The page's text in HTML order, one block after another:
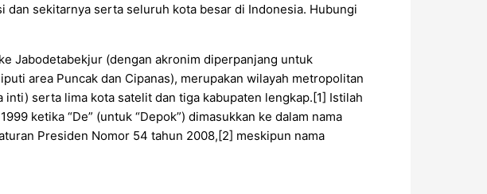
dan sekitarnya serta seluruh kota besar di Indonesia. Hubungi
Jabodetabekjur (dengan akronim diperpanjang untuk
area Puncak dan Cipanas), merupakan wilayah metropolitan
serta lima kota satelit dan tiga kabupaten lengkap.[1] Istilah
ketika “De” (untuk “Depok”) dimasukkan ke dalam nama
Presiden Nomor 54 tahun 2008,[2] meskipun nama